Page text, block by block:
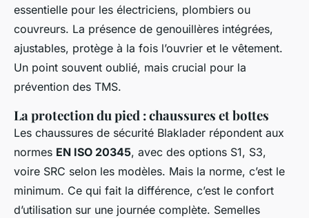
essentielle pour les électriciens, plombiers ou
couvreurs. La présence de genouillères intégrées,
ajustables, protège à la fois l’ouvrier et le vêtement.
Un point souvent oublié, mais crucial pour la
prévention des TMS.
La protection du pied : chaussures et bottes
Les chaussures de sécurité Blaklader répondent aux
normes EN ISO 20345, avec des options S1, S3,
voire SRC selon les modèles. Mais la norme, c’est le
minimum. Ce qui fait la différence, c’est le confort
d’utilisation sur une journée complète. Semelles